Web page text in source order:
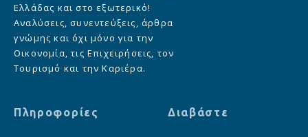
Ελλάδας και στο εξωτερικό!
Αναλύσεις, συνεντεύξεις, άρθρα
γνώμης και όχι μόνο για την
Οικονομία, τις Επιχειρήσεις, τον
Τουρισμό και την Καριέρα.
Πληροφορίες Διαβάστε